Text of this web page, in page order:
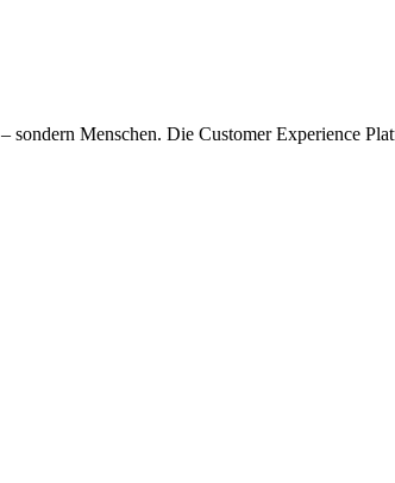
Menschen. Die Customer Experience